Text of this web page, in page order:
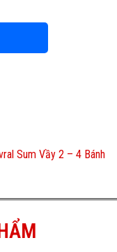
Sum Vầy 2 – 4 Bánh